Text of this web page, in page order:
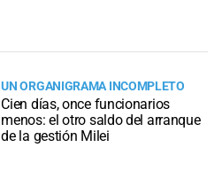
UN ORGANIGRAMA INCOMPLETO
Cien días, once funcionarios
menos: el otro saldo del arranque
de la gestión Milei